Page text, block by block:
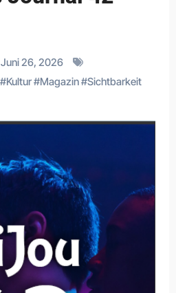
Juni 26, 2026
Kultur#Magazin#Sichtbarkeit